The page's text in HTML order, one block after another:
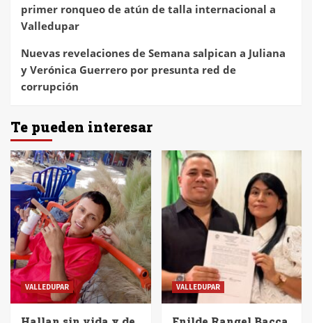
primer ronqueo de atún de talla internacional a
Valledupar
Nuevas revelaciones de Semana salpican a Juliana
y Verónica Guerrero por presunta red de
corrupción
Te pueden interesar
VALLEDUPAR VALLEDUPAR